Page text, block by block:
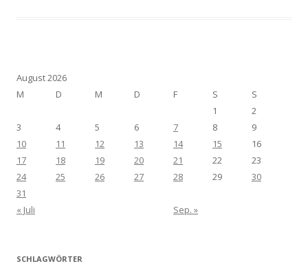
August 2026
M
D M D F S
S
1
2
3
4 5 6 7 8
9
10
11 12 13 14 15
16
17
18 19 20 21 22
23
24
25 26 27 28 29
30
31
« Juli
Sep. »
SCHLAGWÖRTER